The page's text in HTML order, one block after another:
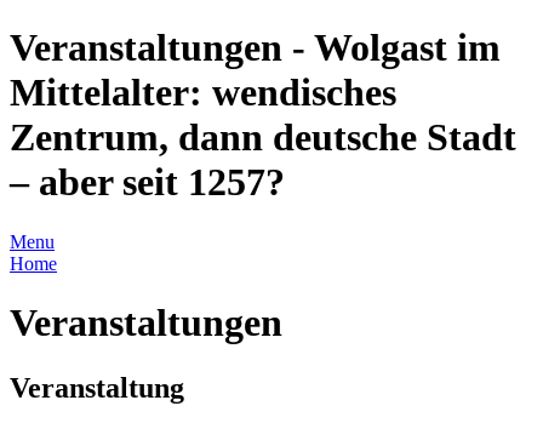
Veranstaltungen - Wolgast im
Mittelalter: wendisches
Zentrum, dann deutsche Stadt
– aber seit 1257?
Menu
Home
Veranstaltungen
Veranstaltung